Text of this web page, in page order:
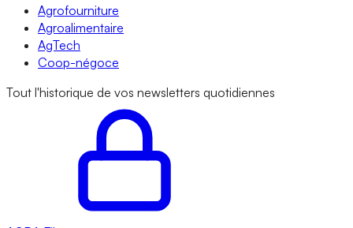
Agrofourniture
Agroalimentaire
AgTech
Coop-négoce
Tout l'historique de vos newsletters quotidiennes